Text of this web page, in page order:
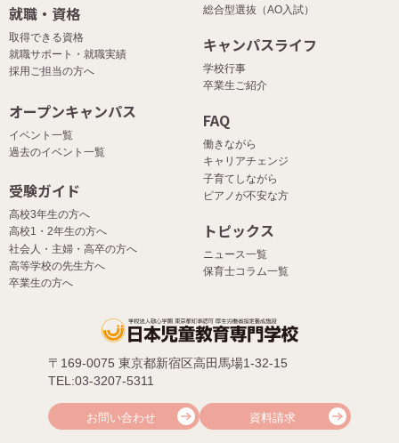
総合型選抜（AO入試）
就職・資格
取得できる資格
就職サポート・就職実績
採用ご担当の方へ
キャンパスライフ
学校行事
卒業生ご紹介
オープンキャンパス
イベント一覧
過去のイベント一覧
FAQ
働きながら
キャリアチェンジ
子育てしながら
ピアノが不安な方
受験ガイド
高校3年生の方へ
高校1・2年生の方へ
社会人・主婦・高卒の方へ
高等学校の先生方へ
卒業生の方へ
トピックス
ニュース一覧
保育士コラム一覧
〒169-0075 東京都新宿区高田馬場1-32-15
TEL:03-3207-5311
お問い合わせ 資料請求